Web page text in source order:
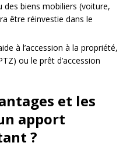
des biens mobiliers (voiture,
être réinvestie dans le
à l’accession à la propriété,
ou le prêt d’accession
et les
apport
?